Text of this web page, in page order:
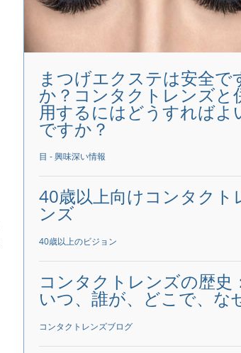
まつげエクステは安全で
か？コンタクトレンズと
用するにはどうすればよ
ですか？
目 - 興味深い情報
40歳以上向けコンタクト
ンズ
40歳以上のビジョン
コンタクトレンズの歴史
いつ、誰が、どこで、な
コンタクトレンズブログ